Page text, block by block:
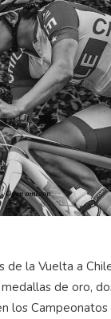
de la Vuelta a
de oro,
los Campeonatos